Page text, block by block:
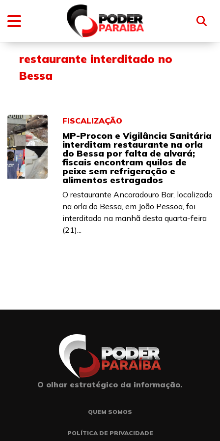
restaurante interditado no
Bessa
FISCALIZAÇÃO
MP-Procon e Vigilância Sanitária
interditam restaurante na orla
do Bessa por falta de alvará;
fiscais encontram quilos de
peixe sem refrigeração e
alimentos estragados
O restaurante Ancoradouro Bar, localizado
na orla do Bessa, em João Pessoa, foi
interditado na manhã desta quarta-feira
(21)...
O olhar estratégico da informação.
QUEM SOMOS
POLÍTICA DE PRIVACIDADE